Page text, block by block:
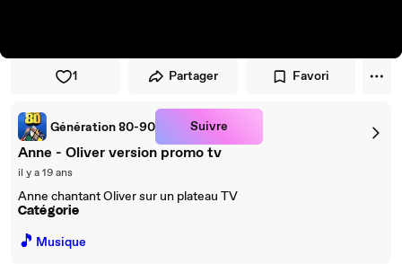
1 Partager Favori
Génération 80-90 Suivre
Anne - Oliver version promo tv
il y a 19 ans
Anne chantant Oliver sur un plateau TV
Catégorie
🎵 Musique